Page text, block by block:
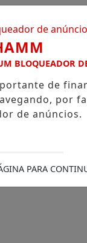
BLOQUEADOR
de
por
de anúncios.
PARA